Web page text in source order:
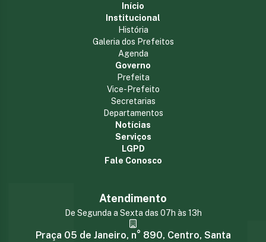
Início
Institucional
História
Galeria dos Prefeitos
Agenda
Governo
Prefeita
Vice-Prefeito
Secretarias
Departamentos
Notícias
Serviços
LGPD
Fale Conosco
Atendimento
De Segunda a Sexta das 07h às 13h
Praça 05 de Janeiro, n° 890, Centro, Santa